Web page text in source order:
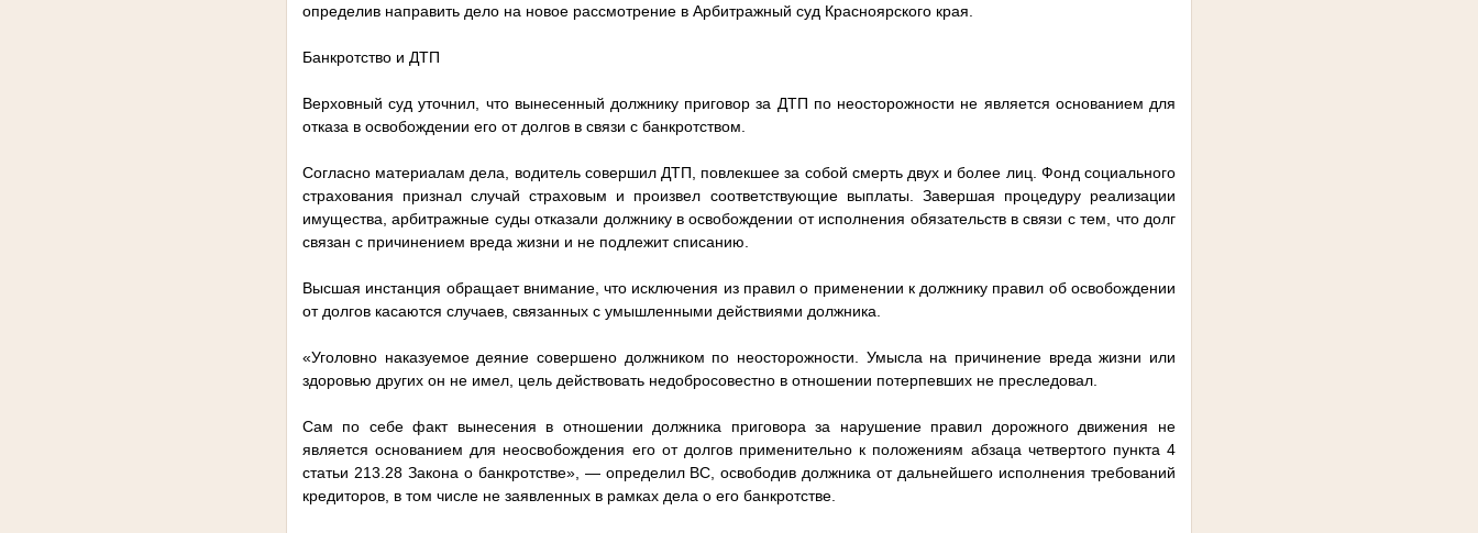
определив направить дело на новое рассмотрение в Арбитражный суд Красноярского края.
Банкротство и ДТП
Верховный суд уточнил, что вынесенный должнику приговор за ДТП по неосторожности не является основанием для
отказа в освобождении его от долгов в связи с банкротством.
Согласно материалам дела, водитель совершил ДТП, повлекшее за собой смерть двух и более лиц. Фонд социального
страхования признал случай страховым и произвел соответствующие выплаты. Завершая процедуру реализации
имущества, арбитражные суды отказали должнику в освобождении от исполнения обязательств в связи с тем, что долг
связан с причинением вреда жизни и не подлежит списанию.
Высшая инстанция обращает внимание, что исключения из правил о применении к должнику правил об освобождении
от долгов касаются случаев, связанных с умышленными действиями должника.
«Уголовно наказуемое деяние совершено должником по неосторожности. Умысла на причинение вреда жизни или
здоровью других он не имел, цель действовать недобросовестно в отношении потерпевших не преследовал.
Сам по себе факт вынесения в отношении должника приговора за нарушение правил дорожного движения не
является основанием для неосвобождения его от долгов применительно к положениям абзаца четвертого пункта 4
статьи 213.28 Закона о банкротстве», — определил ВС, освободив должника от дальнейшего исполнения требований
кредиторов, в том числе не заявленных в рамках дела о его банкротстве.